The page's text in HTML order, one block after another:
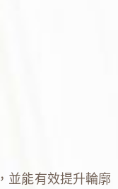
並能有效提升輪廓